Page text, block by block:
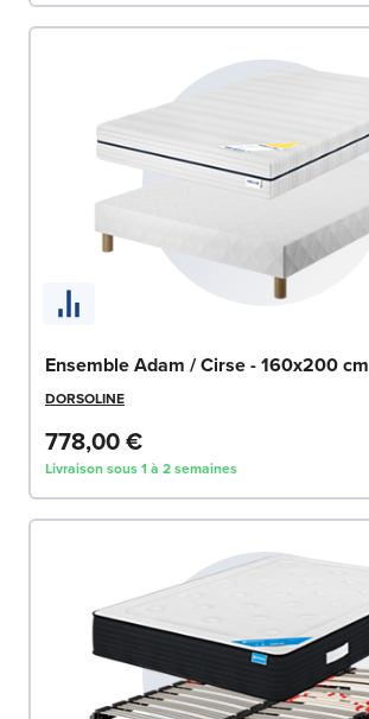
Ensemble Adam / Cirse - 160x200 cm
DORSOLINE
778,00 €
Livraison sous 1 à 2 semaines